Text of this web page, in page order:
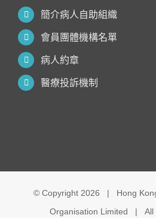
簡介病人自助組織
會員團體機構名單
病人約章
醫療投訴機制
© Copyright 2026 | Hong
Organisation Limited | All